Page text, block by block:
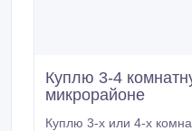
Куплю 3-4
микрорайоне
Куплю 3-х или 4-х